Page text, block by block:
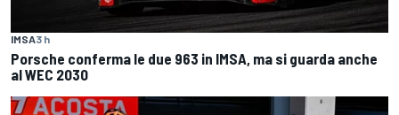
IMSA3 h
Porsche conferma le due 963 in IMSA, ma si guarda anche
al WEC 2030